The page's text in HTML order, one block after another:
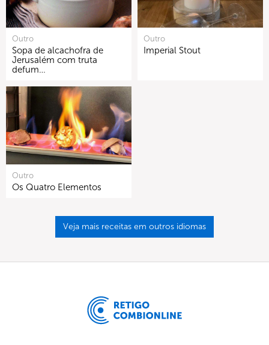
Outro
Sopa de alcachofra de
Jerusalém com truta
defum…
Outro
Imperial Stout
Outro
Os Quatro Elementos
Veja mais receitas em outros idiomas